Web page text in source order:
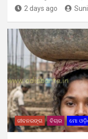
2 days ago
ଜୀବନରଙ୍ଗ ବିଚାର ମୋ